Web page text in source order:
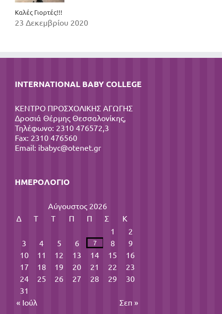
Καλές Γιορτές!!!
23 Δεκεμβρίου 2020
INTERNATIONAL BABY COLLEGE
ΚΕΝΤΡΟ ΠΡΟΣΧΟΛΙΚΗΣ ΑΓΩΓΗΣ
Δροσιά Θέρμης Θεσσαλονίκης,
Τηλέφωνο: 2310 476572,3
Fax: 2310 476560
Email: ibabyc@otenet.gr
ΗΜΕΡΟΛΌΓΙΟ
Αύγουστος 2026
Δ
Τ Τ Π Π Σ
Κ
1
2
3
4 5 6 7 8
9
10
11 12 13 14 15
16
17
18 19 20 21 22
23
24
25 26 27 28 29
30
31
« Ιούλ
Σεπ »